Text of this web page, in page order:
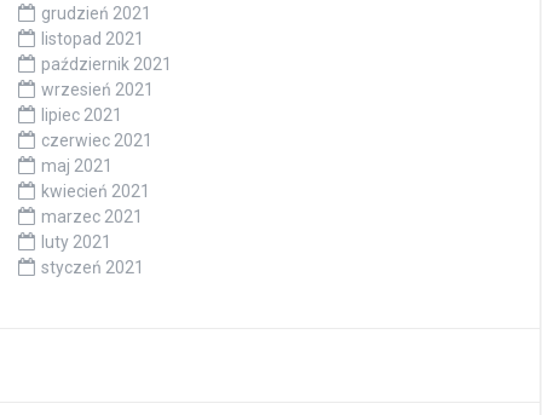
grudzień 2021
listopad 2021
październik 2021
wrzesień 2021
lipiec 2021
czerwiec 2021
maj 2021
kwiecień 2021
marzec 2021
luty 2021
styczeń 2021